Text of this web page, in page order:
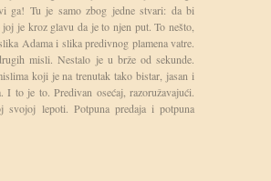
ga! Tu je samo zbog jedne stvari: da bi
je kroz glavu da je to njen put. To nešto,
Adama i slika predivnog plamena vatre.
misli. Nestalo je u brže od sekunde.
koji je na trenutak tako bistar, jasan i
I to je to. Predivan osećaj, razoružavajući.
svojoj lepoti. Potpuna predaja i potpuna